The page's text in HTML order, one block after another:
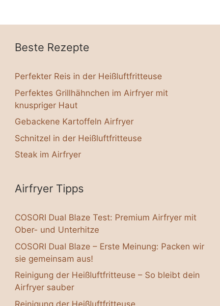
Beste Rezepte
Perfekter Reis in der Heißluftfritteuse
Perfektes Grillhähnchen im Airfryer mit
knuspriger Haut
Gebackene Kartoffeln Airfryer
Schnitzel in der Heißluftfritteuse
Steak im Airfryer
Airfryer Tipps
COSORI Dual Blaze Test: Premium Airfryer mit
Ober- und Unterhitze
COSORI Dual Blaze – Erste Meinung: Packen wir
sie gemeinsam aus!
Reinigung der Heißluftfritteuse – So bleibt dein
Airfryer sauber
Reinigung der Heißluftfritteuse